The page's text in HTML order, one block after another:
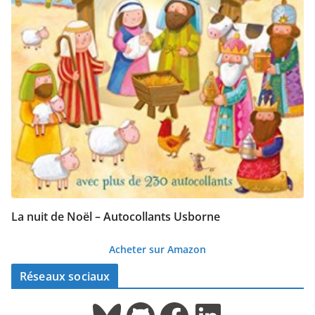
La nuit de Noël – Autocollants Usborne
Acheter sur Amazon
Réseaux sociaux